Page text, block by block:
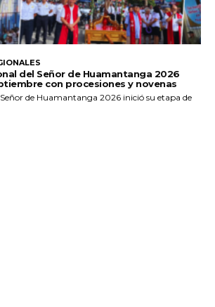
del Señor de Huamantanga 2026
con procesiones y novenas
de Huamantanga 2026 inició su etapa de